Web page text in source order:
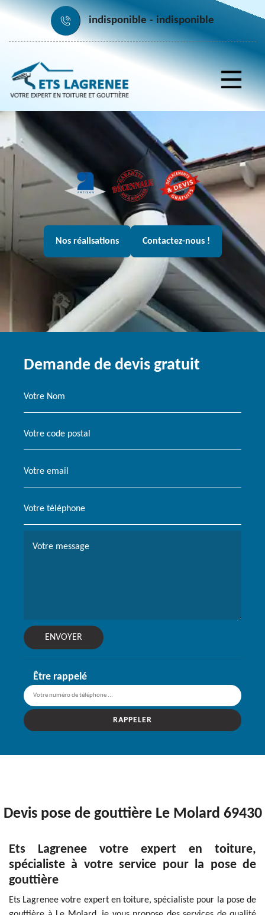
indisponible indisponible
Nos réalisations Contactez-nous !
Demande de devis gratuit
Être rappelé
Devis pose de gouttière Le Molard 69430
Ets Lagrenee votre expert en toiture,
spécialiste à votre service pour la pose de
gouttière
Ets Lagrenee votre expert en toiture, spécialiste pour la pose de